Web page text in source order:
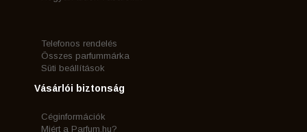
Telefonos rendelés
Összes parfummárka
Süti beállítások
Vásárlói biztonság
Céginformációk
Miért a Parfum.hu?